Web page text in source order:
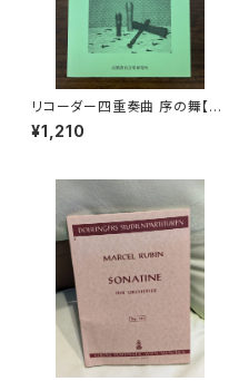
リコーダー四重奏曲 序の舞【著
者：高橋一雄】出版社：高橋教育
音楽研究所 平成18年
¥1,210